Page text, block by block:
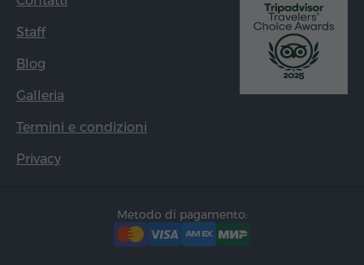
Staff
Blog
Galleria
Termini e condizioni
Privacy
Metodo di pagamento: